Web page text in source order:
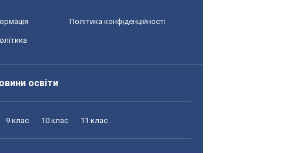
Політика конфіденційності
освіти
9 клас 10 клас 11 клас